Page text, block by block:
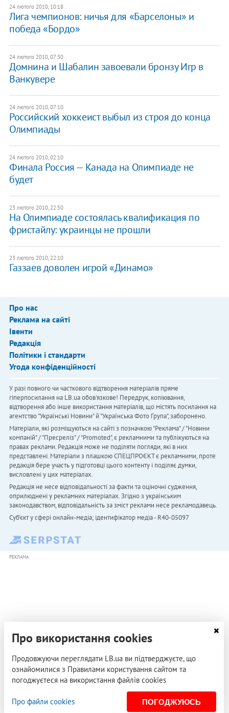
24 лютого 2010, 10:18
Лига чемпионов: ничья для «Барселоны» и
победа «Бордо»
24 лютого 2010, 07:30
Домнина и Шабалин завоевали бронзу Игр в
Ванкувере
24 лютого 2010, 07:10
Российский хоккеист выбыл из строя до конца
Олимпиады
24 лютого 2010, 02:10
Финала Россия — Канада на Олимпиаде не
будет
23 лютого 2010, 22:50
На Олимпиаде состоялась квалификация по
фристайлу: украинцы не прошли
23 лютого 2010, 22:10
Газзаев доволен игрой «Динамо»
Про нас
Реклама на сайті
Івенти
Редакція
Політики і стандарти
Угода конфіденційності
У разі повного чи часткового відтворення матеріалів пряме
гіперпосилання на LB.ua обов'язкове! Передрук, копіювання,
відтворення або інше використання матеріалів, що містять посилання на
агентство "Українськi Новини" й "Українська Фото Група", заборонено.
Матеріали, які розміщуються на сайті з позначкою "Реклама" / "Новини
компаній" / "Пресреліз" / "Promoted", є рекламними та публікуються на
правах реклами. Редакція може не поділяти погляди, які в них
представлені. Матеріали з плашкою СПЕЦПРОЄКТ є рекламними, проте
редакція бере участь у підготовці цього контенту і поділяє думки,
висловлені у цих матеріалах.
Редакція не несе відповідальності за факти та оціночні судження,
оприлюднені у рекламних матеріалах. Згідно з українським
законодавством, відповідальність за зміст реклами несе рекламодавець.
Cуб'єкт у сфері онлайн-медіа; ідентифікатор медіа - R40-05097
РЕКЛАМА
Про використання cookies
Продовжуючи переглядати LB.ua ви підтверджуєте, що
ознайомилися з Правилами користування сайтом та
погоджуєтеся на використання файлів cookies
Про файли cookies ПОГОДЖУЮСЬ